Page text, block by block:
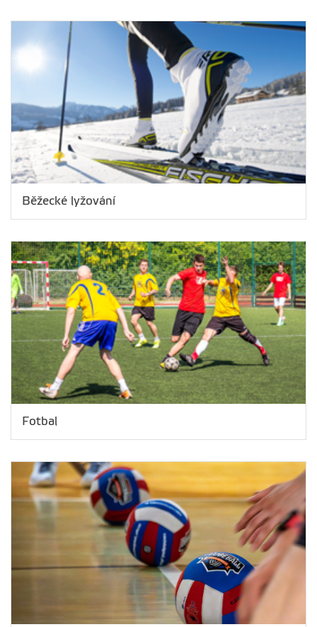
Běžecké lyžování
Fotbal